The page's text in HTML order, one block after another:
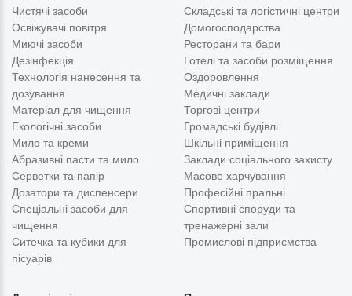
Чистячі засоби
Освіжувачі повітря
Миючі засоби
Дезінфекція
Технологія нанесення та
дозування
Матеріал для чищення
Екологічні засоби
Мило та креми
Абразивні пасти та мило
Серветки та папір
Дозатори та диспенсери
Спеціальні засоби для
чищення
Ситечка та кубики для
пісуарів
Складські та логістичні центри
Домогосподарства
Ресторани та бари
Готелі та засоби розміщення
Оздоровлення
Медичні заклади
Торгові центри
Громадські будівлі
Шкільні приміщення
Заклади соціального захисту
Масове харчування
Професійні пральні
Спортивні споруди та
тренажерні зали
Промислові підприємства